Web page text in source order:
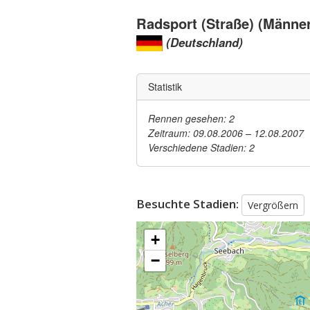
Radsport (Straße)
(Deutschland)
Statistik
Rennen gesehen: 2
Zeitraum: 09.08.2006 – 12.08.2007
Verschiedene Stadien: 2
Besuchte Stadien: Vergrößern
+
−